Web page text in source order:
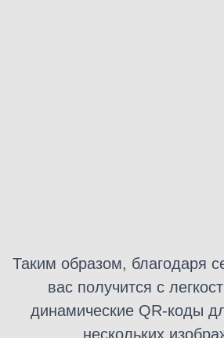
Таким образом, благодаря
вас получится с
динамические QR-коды
нескольких